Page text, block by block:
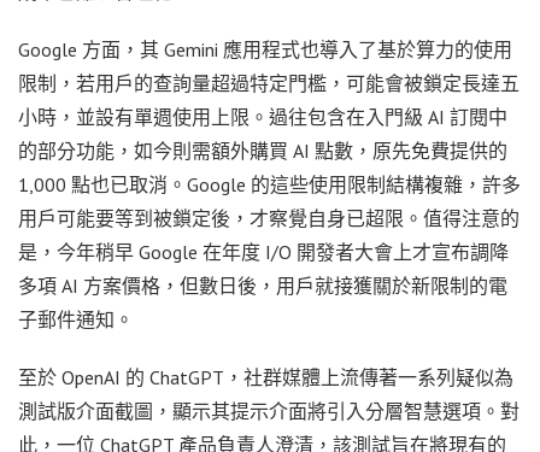
Google 方面，其 Gemini 應用程式也導入了基於算力的使用
限制，若用戶的查詢量超過特定門檻，可能會被鎖定長達五
小時，並設有單週使用上限。過往包含在入門級 AI 訂閱中
的部分功能，如今則需額外購買 AI 點數，原先免費提供的
1,000 點也已取消。Google 的這些使用限制結構複雜，許多
用戶可能要等到被鎖定後，才察覺自身已超限。值得注意的
是，今年稍早 Google 在年度 I/O 開發者大會上才宣布調降
多項 AI 方案價格，但數日後，用戶就接獲關於新限制的電
子郵件通知。
至於 OpenAI 的 ChatGPT，社群媒體上流傳著一系列疑似為
測試版介面截圖，顯示其提示介面將引入分層智慧選項。對
此，一位 ChatGPT 產品負責人澄清，該測試旨在將現有的